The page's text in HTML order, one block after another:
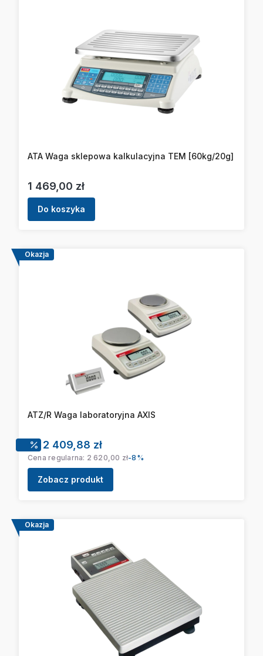
ATA Waga sklepowa kalkulacyjna TEM [60kg/20g]
Cena
1 469,00 zł
Do koszyka
Okazja
ATZ/R Waga laboratoryjna AXIS
Cena promocyjna
2 409,88 zł
Cena regularna: 2 620,00 zł-8%
Zobacz produkt
Okazja